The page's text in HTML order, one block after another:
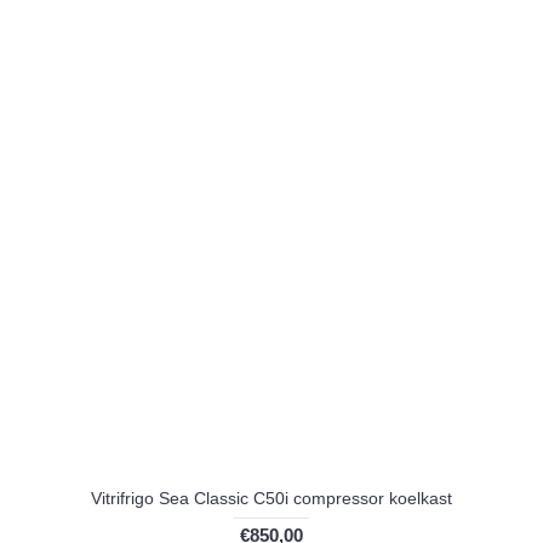
Vitrifrigo Sea Classic C50i compressor koelkast
€850,00